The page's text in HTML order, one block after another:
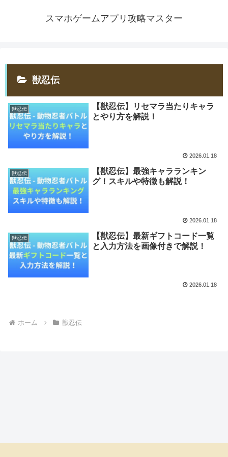
スマホゲームアプリ攻略マスター
獣忍伝
獣忍伝
【獣忍伝】リセマラ当たりキャラ
とやり方を解説！
2026.01.18
獣忍伝
【獣忍伝】最強キャラランキン
グ！スキルや特徴も解説！
2026.01.18
獣忍伝
【獣忍伝】最新ギフトコード一覧
と入力方法を画像付きで解説！
2026.01.18
ホーム 獣忍伝